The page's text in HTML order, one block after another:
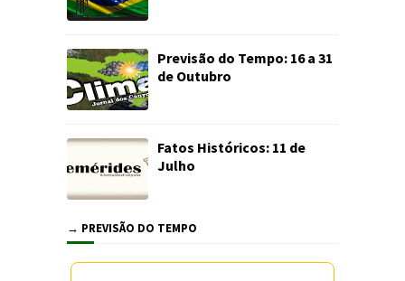
Previsão do Tempo: 16 a 31
de Outubro
Fatos Históricos: 11 de
Julho
→ PREVISÃO DO TEMPO